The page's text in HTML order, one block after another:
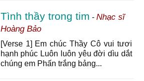
Tình thầy trong tim - Nhạc sĩ
Hoàng Bảo
[Verse 1] Em chúc Thầy Cô vui tươi
hạnh phúc Luôn luôn yêu đời dìu dắt
chúng em Phấn trắng bảng...